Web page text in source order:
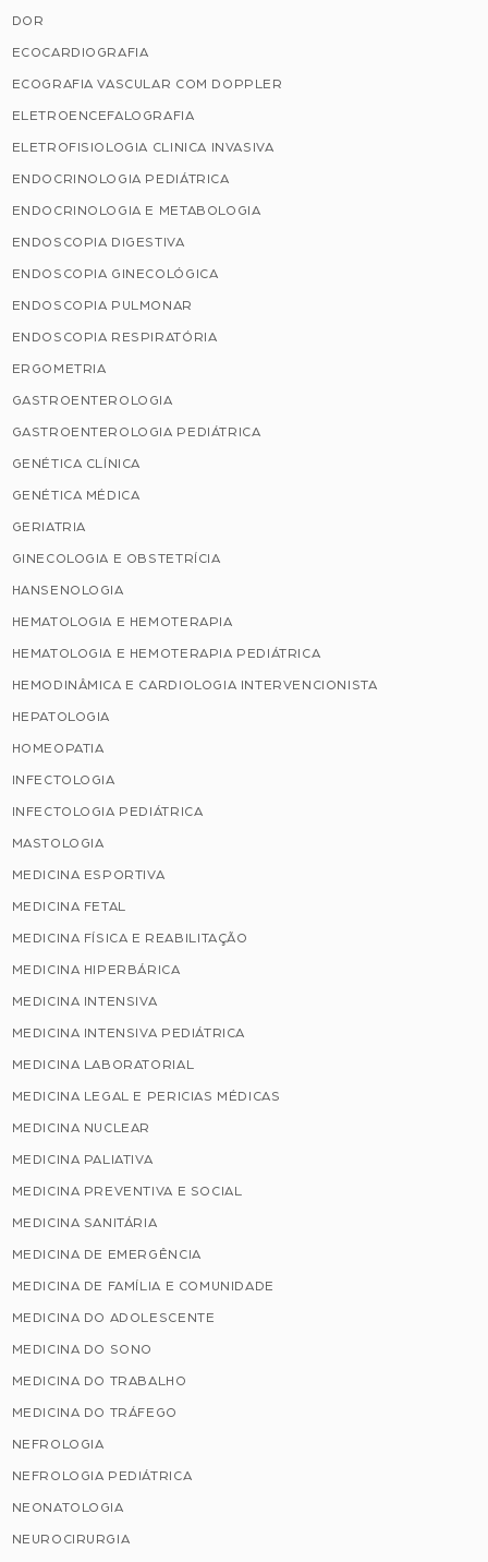
DOR
ECOCARDIOGRAFIA
ECOGRAFIA VASCULAR COM DOPPLER
ELETROENCEFALOGRAFIA
ELETROFISIOLOGIA CLINICA INVASIVA
ENDOCRINOLOGIA PEDIÁTRICA
ENDOCRINOLOGIA E METABOLOGIA
ENDOSCOPIA DIGESTIVA
ENDOSCOPIA GINECOLÓGICA
ENDOSCOPIA PULMONAR
ENDOSCOPIA RESPIRATÓRIA
ERGOMETRIA
GASTROENTEROLOGIA
GASTROENTEROLOGIA PEDIÁTRICA
GENÉTICA CLÍNICA
GENÉTICA MÉDICA
GERIATRIA
GINECOLOGIA E OBSTETRÍCIA
HANSENOLOGIA
HEMATOLOGIA E HEMOTERAPIA
HEMATOLOGIA E HEMOTERAPIA PEDIÁTRICA
HEMODINÂMICA E CARDIOLOGIA INTERVENCIONISTA
HEPATOLOGIA
HOMEOPATIA
INFECTOLOGIA
INFECTOLOGIA PEDIÁTRICA
MASTOLOGIA
MEDICINA ESPORTIVA
MEDICINA FETAL
MEDICINA FÍSICA E REABILITAÇÃO
MEDICINA HIPERBÁRICA
MEDICINA INTENSIVA
MEDICINA INTENSIVA PEDIÁTRICA
MEDICINA LABORATORIAL
MEDICINA LEGAL E PERICIAS MÉDICAS
MEDICINA NUCLEAR
MEDICINA PALIATIVA
MEDICINA PREVENTIVA E SOCIAL
MEDICINA SANITÁRIA
MEDICINA DE EMERGÊNCIA
MEDICINA DE FAMÍLIA E COMUNIDADE
MEDICINA DO ADOLESCENTE
MEDICINA DO SONO
MEDICINA DO TRABALHO
MEDICINA DO TRÁFEGO
NEFROLOGIA
NEFROLOGIA PEDIÁTRICA
NEONATOLOGIA
NEUROCIRURGIA